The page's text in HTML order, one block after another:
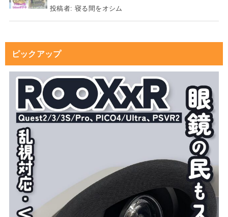
投稿者: 寝る間をオシム
ピックアップ